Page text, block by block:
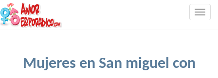
Mujeres en San miguel con